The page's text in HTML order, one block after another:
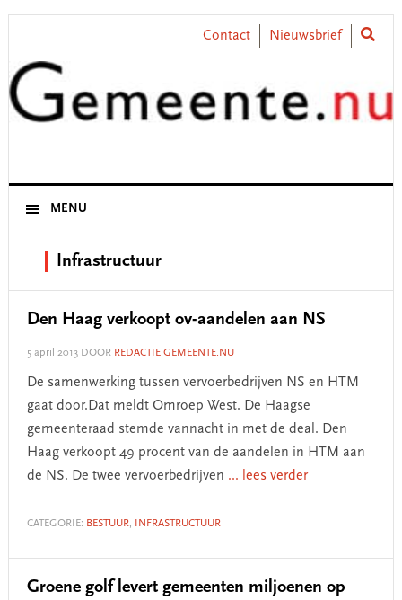
Skip
primary
navigation
Skip
content
Skip
primary
sidebar
Skip
footer
Contact Nieuwsbrief
MENU
Infrastructuur
Den Haag verkoopt ov-aandelen aan NS
5 april 2013DOOR REDACTIE GEMEENTE.NU
De samenwerking tussen vervoerbedrijven NS en HTM
gaat door.Dat meldt Omroep West. De Haagse
gemeenteraad stemde vannacht in met de deal. Den
Haag verkoopt 49 procent van de aandelen in HTM aan
de NS. De twee vervoerbedrijven ... lees verder
CATEGORIE: BESTUUR, INFRASTRUCTUUR
Groene golf levert gemeenten miljoenen op